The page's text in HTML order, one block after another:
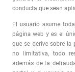
conducta que sean
El usuario asume
página web y es el
que se derive sobre la
no limitativa, todo
además de la